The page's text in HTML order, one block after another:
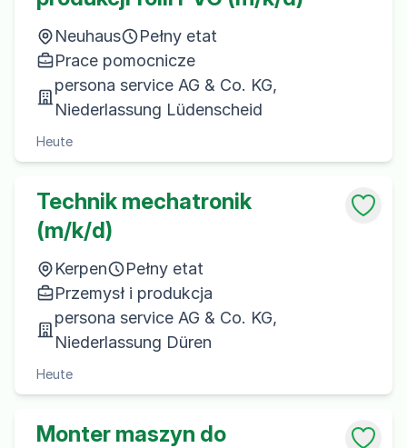
Neuhaus
Pełny etat
Prace pomocnicze
persona service AG & Co. KG,
Niederlassung Lüdenscheid
Heute
Technik mechatronik
(m/k/d)
Kerpen
Pełny etat
Przemysł i produkcja
persona service AG & Co. KG,
Niederlassung Düren
Heute
Monter maszyn do